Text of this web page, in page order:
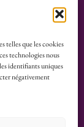
telles que les cookies
technologies nous
identifiants uniques
négativement